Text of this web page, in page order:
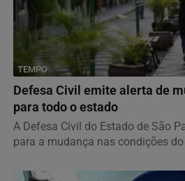
TEMPO
Defesa Civil emite alerta de
para todo o estado
A Defesa Civil do Estado de São
para a mudança nas condições